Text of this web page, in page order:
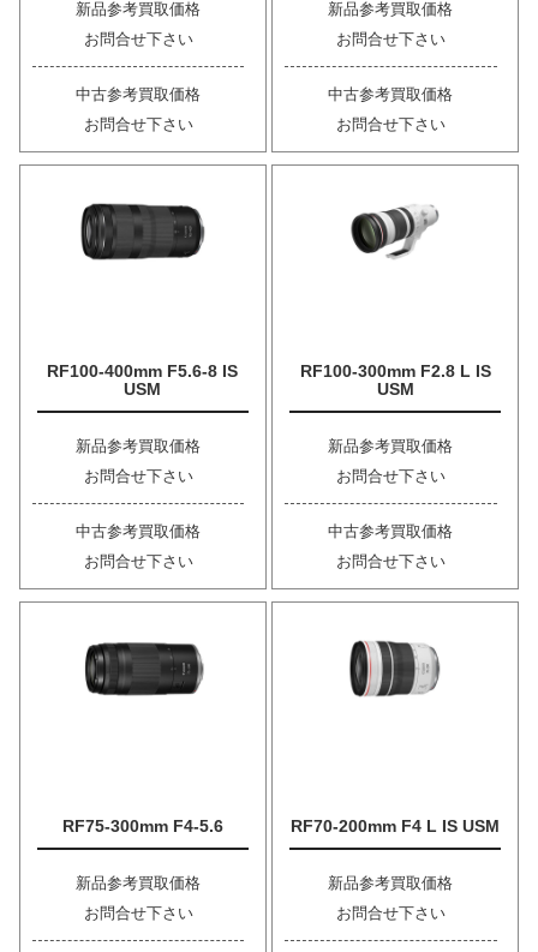
新品参考買取価格
お問合せ下さい
中古参考買取価格
お問合せ下さい
新品参考買取価格
お問合せ下さい
中古参考買取価格
お問合せ下さい
RF100-400mm F5.6-8 IS
USM
新品参考買取価格
お問合せ下さい
中古参考買取価格
お問合せ下さい
RF100-300mm F2.8 L IS
USM
新品参考買取価格
お問合せ下さい
中古参考買取価格
お問合せ下さい
RF75-300mm F4-5.6
新品参考買取価格
お問合せ下さい
RF70-200mm F4 L IS USM
新品参考買取価格
お問合せ下さい